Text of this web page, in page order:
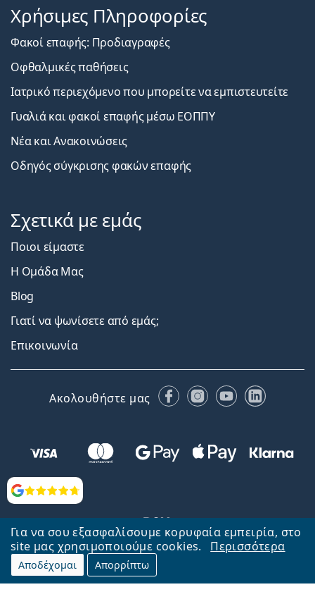
Για να σου εξασφαλίσουμε κορυφαία εμπειρία, στο
site μας χρησιμοποιούμε cookies.
Περισσότερα
Αποδέχομαι Απορρίπτω
Αξιολογήσεις
Χρήσιμες Πληροφορίες
Φακοί επαφής: Προδιαγραφές
Οφθαλμικές παθήσεις
Ιατρικό περιεχόμενο που μπορείτε να εμπιστευτείτε
Γυαλιά και φακοί επαφής μέσω ΕΟΠΠΥ
Νέα και Ανακοινώσεις
Οδηγός σύγκρισης φακών επαφής
Σχετικά με εμάς
Ποιοι είμαστε
Η Ομάδα Μας
Blog
Γιατί να ψωνίσετε από εμάς;
Επικοινωνία
Ακολουθήστε μας FacebookInstagram
YouTubeLinkedIn
Επιστροφή στην αρχική σελίδα